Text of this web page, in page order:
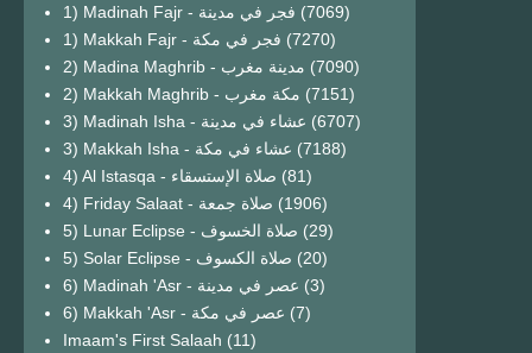
1) Madinah Fajr - فجر في مدينة (7069)
1) Makkah Fajr - فجر في مكة (7270)
2) Madina Maghrib - مدينة مغرب (7090)
2) Makkah Maghrib - مكة مغرب (7151)
3) Madinah Isha - عشاء في مدينة (6707)
3) Makkah Isha - عشاء في مكة (7188)
4) Al Istasqa - صلاة الإستسقاء (81)
4) Friday Salaat - صلاة جمعة (1906)
5) Lunar Eclipse - صلاة الخسوف (29)
(20)
6) Madinah 'Asr - عصر في مدينة (3)
6) Makkah 'Asr - عصر في مكة (7)
Imaam's First Salaah (11)